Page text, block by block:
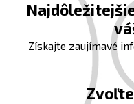
Získajte zaujímavé